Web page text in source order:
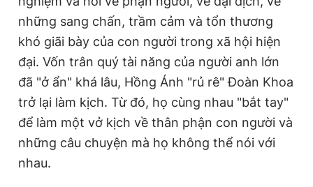
những sang chấn, trầm cảm và tổn thương
khó giãi bày của con người trong xã hội hiện
đại. Vốn trân quý tài năng của người anh lớn
đã "ở ẩn" khá lâu, Hồng Ánh "rủ rê" Đoàn Khoa
trở lại làm kịch. Từ đó, họ cùng nhau "bắt tay"
để làm một vở kịch về thân phận con người và
những câu chuyện mà họ không thể nói với
nhau.